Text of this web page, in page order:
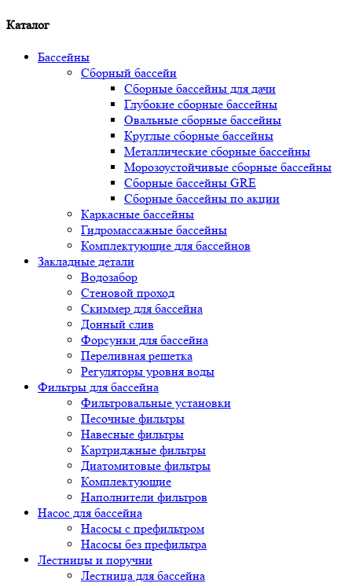
Каталог
Бассейны
Сборный бассейн
Сборные бассейны для дачи
Глубокие сборные бассейны
Овальные сборные бассейны
Круглые сборные бассейны
Металлические сборные бассейны
Морозоустойчивые сборные бассейны
Сборные бассейны GRE
Сборные бассейны по акции
Каркасные бассейны
Гидромассажные бассейны
Комплектующие для бассейнов
Закладные детали
Водозабор
Стеновой проход
Скиммер для бассейна
Донный слив
Форсунки для бассейна
Переливная решетка
Регуляторы уровня воды
Фильтры для бассейна
Фильтровальные установки
Песочные фильтры
Навесные фильтры
Картриджные фильтры
Диатомитовые фильтры
Комплектующие
Наполнители фильтров
Насос для бассейна
Насосы с префильтром
Насосы без префильтра
Лестницы и поручни
Лестница для бассейна